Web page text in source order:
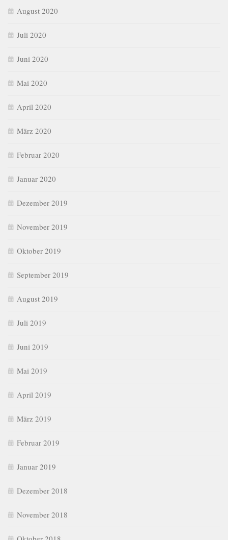
August 2020
Juli 2020
Juni 2020
Mai 2020
April 2020
März 2020
Februar 2020
Januar 2020
Dezember 2019
November 2019
Oktober 2019
September 2019
August 2019
Juli 2019
Juni 2019
Mai 2019
April 2019
März 2019
Februar 2019
Januar 2019
Dezember 2018
November 2018